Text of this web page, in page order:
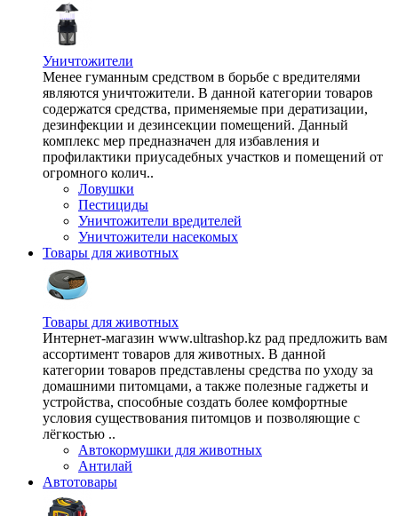
Уничтожители
Менее гуманным средством в борьбе с вредителями
являются уничтожители. В данной категории товаров
содержатся средства, применяемые при дератизации,
дезинфекции и дезинсекции помещений. Данный
комплекс мер предназначен для избавления и
профилактики приусадебных участков и помещений от
огромного колич..
Ловушки
Пестициды
Уничтожители вредителей
Уничтожители насекомых
Товары для животных
Товары для животных
Интернет-магазин www.ultrashop.kz рад предложить вам
ассортимент товаров для животных. В данной
категории товаров представлены средства по уходу за
домашними питомцами, а также полезные гаджеты и
устройства, способные создать более комфортные
условия существования питомцов и позволяющие с
лёгкостью ..
Автокормушки для животных
Антилай
Автотовары